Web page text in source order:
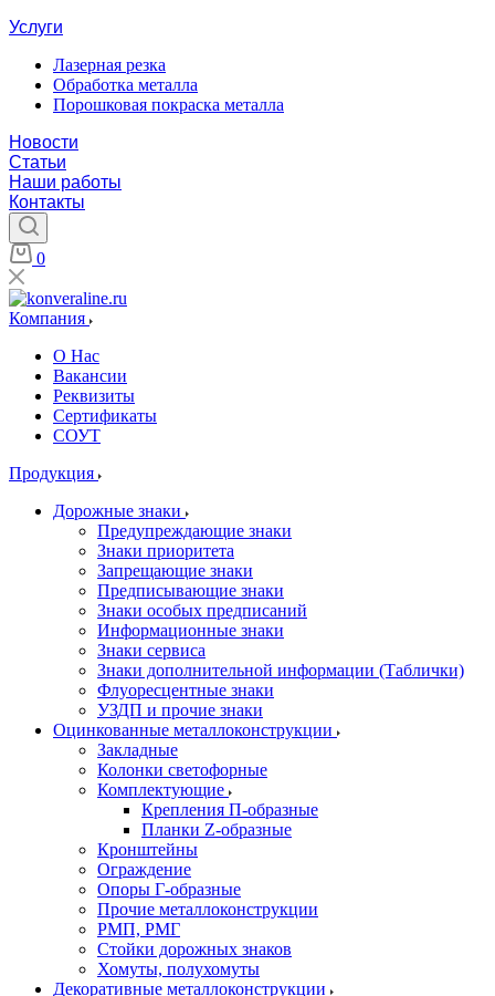
Услуги
Лазерная резка
Обработка металла
Порошковая покраска металла
Новости
Статьи
Наши работы
Контакты
0
Компания
О Нас
Вакансии
Реквизиты
Сертификаты
СОУТ
Продукция
Дорожные знаки
Предупреждающие знаки
Знаки приоритета
Запрещающие знаки
Предписывающие знаки
Знаки особых предписаний
Информационные знаки
Знаки сервиса
Знаки дополнительной информации (Таблички)
Флуоресцентные знаки
УЗДП и прочие знаки
Оцинкованные металлоконструкции
Закладные
Колонки светофорные
Комплектующие
Крепления П-образные
Планки Z-образные
Кронштейны
Ограждение
Опоры Г-образные
Прочие металлоконструкции
РМП, РМГ
Стойки дорожных знаков
Хомуты, полухомуты
Декоративные металлоконструкции